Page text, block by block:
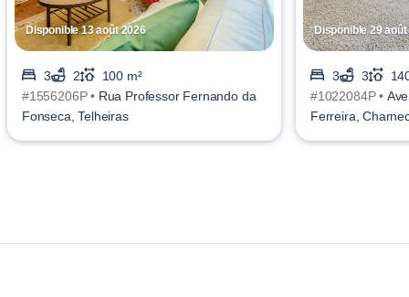
Disponible 13 août 2026
3 2
100 m²
#1556206P • Rua Professor Fernando da
Fonseca, Telheiras
Disponible 29 août
3 3
#1022084P •
Ferreira,